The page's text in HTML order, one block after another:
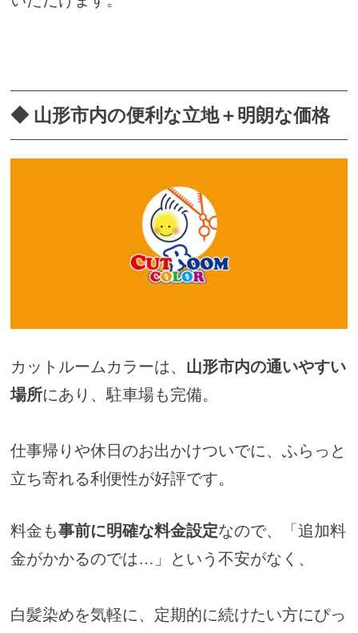
◆ 山形市内の便利な立地＋明朗な価格
カットルームカラーは、 山形市内の通いやすい
場所にあり、駐車場も完備。
仕事帰りや休日のお出かけついでに、ふらっと
立ち寄れる利便性が好評です。
料金も事前に明確な料金設定なので、「追加料
金がかかるのでは…」という不安がなく、
白髪染めを気軽に、定期的に続けたい方にぴっ